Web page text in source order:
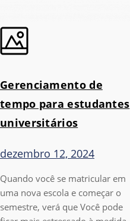
Gerenciamento de
tempo para estudantes
universitários
dezembro 12, 2024
Quando você se matricular em
uma nova escola e começar o
semestre, verá que Você pode